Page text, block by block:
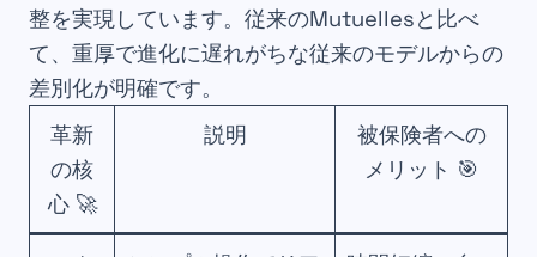
整を実現しています。従来のMutuellesと比べ
て、重厚で進化に遅れがちな従来のモデルからの
差別化が明確です。
革新
の核
心 🚀
説明
被保険者への
メリット 🎯